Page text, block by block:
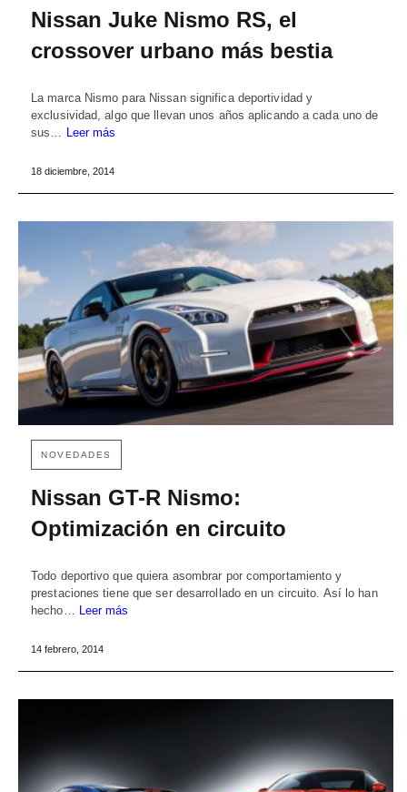
Nissan Juke Nismo RS, el
crossover urbano más bestia
La marca Nismo para Nissan significa deportividad y
exclusividad, algo que llevan unos años aplicando a cada uno de
sus… Leer más
18 diciembre, 2014
NOVEDADES
Nissan GT-R Nismo:
Optimización en circuito
Todo deportivo que quiera asombrar por comportamiento y
prestaciones tiene que ser desarrollado en un circuito. Así lo han
hecho… Leer más
14 febrero, 2014